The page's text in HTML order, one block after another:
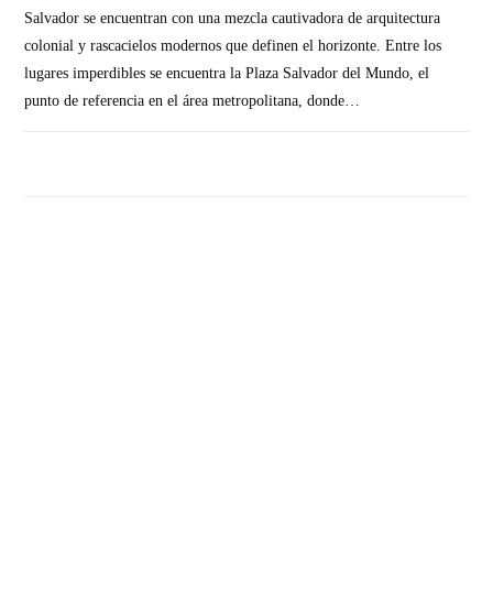
Salvador se encuentran con una mezcla cautivadora de arquitectura
colonial y rascacielos modernos que definen el horizonte. Entre los
lugares imperdibles se encuentra la Plaza Salvador del Mundo, el
punto de referencia en el área metropolitana, donde…